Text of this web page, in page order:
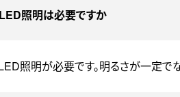
照明は必要ですか
照明が必要です。明るさが一定で